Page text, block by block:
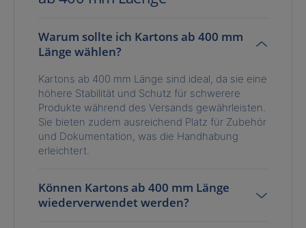
Warum sollte ich Kartons ab 400 mm
Länge wählen?
Kartons ab 400 mm Länge sind ideal, da sie eine
höhere Stabilität und Schutz für schwerere
Produkte während des Versands gewährleisten.
Sie bieten zudem ausreichend Platz für Zubehör
und Dokumentation, was die Handhabung
erleichtert.
Können Kartons ab 400 mm Länge
wiederverwendet werden?